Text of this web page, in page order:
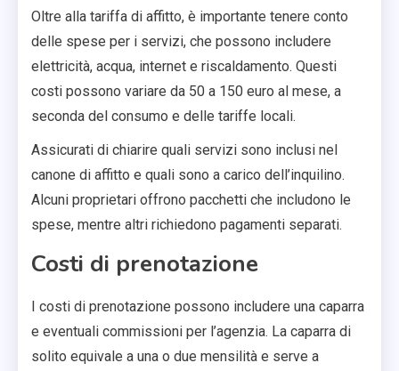
Oltre alla tariffa di affitto, è importante tenere conto
delle spese per i servizi, che possono includere
elettricità, acqua, internet e riscaldamento. Questi
costi possono variare da 50 a 150 euro al mese, a
seconda del consumo e delle tariffe locali.
Assicurati di chiarire quali servizi sono inclusi nel
canone di affitto e quali sono a carico dell’inquilino.
Alcuni proprietari offrono pacchetti che includono le
spese, mentre altri richiedono pagamenti separati.
Costi di prenotazione
I costi di prenotazione possono includere una caparra
e eventuali commissioni per l’agenzia. La caparra di
solito equivale a una o due mensilità e serve a